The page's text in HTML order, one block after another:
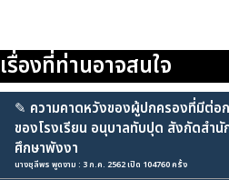
เรื่องที่ท่านอาจสนใจ
✎ ความคาดหวังของผู้ปกครองที่มีต่อ
ของโรงเรียน อนุบาลทับปุด สังกัดสำนั
ศึกษาพังงา
นางชุลีพร พูดงาม : 3 ก.ค. 2562 เปิด 104760 ครั้ง